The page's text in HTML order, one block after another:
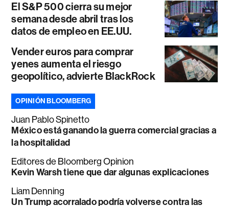
El S&P 500 cierra su mejor
semana desde abril tras los
datos de empleo en EE.UU.
Vender euros para comprar
yenes aumenta el riesgo
geopolítico, advierte BlackRock
OPINIÓN BLOOMBERG
Juan Pablo Spinetto
México está ganando la guerra comercial gracias a
la hospitalidad
Editores de Bloomberg Opinion
Kevin Warsh tiene que dar algunas explicaciones
Liam Denning
Un Trump acorralado podría volverse contra las